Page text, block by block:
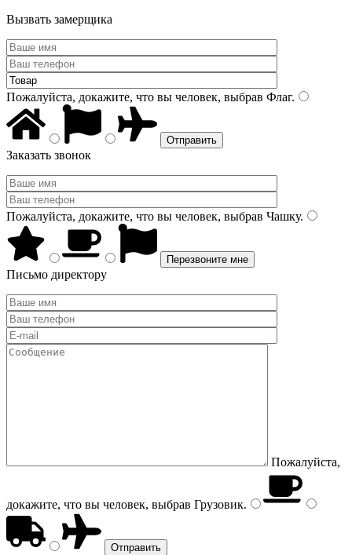
Вызвать замерщика
Пожалуйста, докажите, что вы человек, выбрав Флаг.
Заказать звонок
Пожалуйста, докажите, что вы человек, выбрав Чашку.
Письмо директору
Пожалуйста,
докажите, что вы человек, выбрав Грузовик.